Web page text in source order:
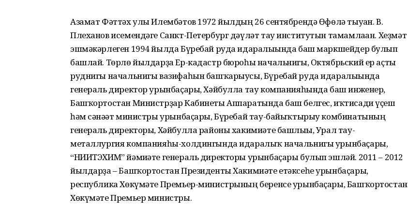
Азамат Фәттәх улы Илембәтов 1972 йылдың 26 сентябрендә Өфөлә тыуған. В.
Плеханов исемендәге Санкт-Петербург дәүләт тау институтын тамамлаған. Хеҙмәт
эшмәкәрлеген 1994 йылда Бүребай руда идаралығында баш маркшейдер булып
башлай. Төрлө йылдарҙа Ер-кадастр бюроһы начальнигы, Октябрьский ер аҫты
руднигы начальнигы вазифаһын башҡарыусы, Бүребай руда идаралығында
генераль директор урынбаҫары, Хәйбулла тау компанияһында баш инженер,
Башҡортостан Министрҙар Кабинеты Аппаратында баш белгес, иҡтисади үҫеш
һәм сәнәғәт министры урынбаҫары, Бүребай тау-байыҡтырыу комбинатының
генераль директоры, Хәйбулла районы хакимиәте башлығы, Урал тау-
металлургия компанияһы-холдингында идаралыҡ начальнигы урынбаҫары,
“НИИТЭХИМ” йәмғиәте генераль директоры урынбаҫары булып эшләй. 2011 – 2012
йылдарҙа – Башҡортостан Президенты Хакимиәте етәксеһе урынбаҫары,
республика Хөкүмәте Премьер-министрының беренсе урынбаҫары, Башҡортостан
Хөкүмәте Премьер министры.